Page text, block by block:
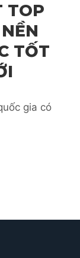
TOP
TỐT
gia có